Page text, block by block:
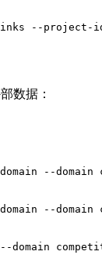
--project-
数据：
--domain
--domain
--domain